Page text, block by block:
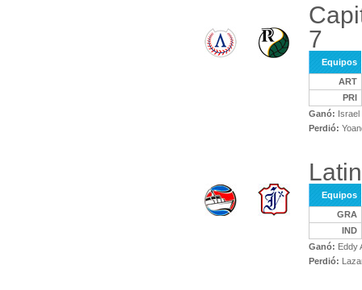
7
Equipos
ART
PRI
Ganó: Israel
Perdió:
Equipos
GRA
IND
Ganó: Eddy
Perdió: